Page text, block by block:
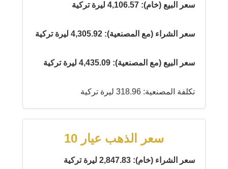
سعر البيع (خام): 4,106.57 ليرة تركية
سعر الشراء (مع المصنعية): 4,305.92 ليرة تركية
سعر البيع (مع المصنعية): 4,435.09 ليرة تركية
تكلفة المصنعية: 318.96 ليرة تركية
سعر الذهب عيار 10
سعر الشراء (خام): 2,847.83 ليرة تركية